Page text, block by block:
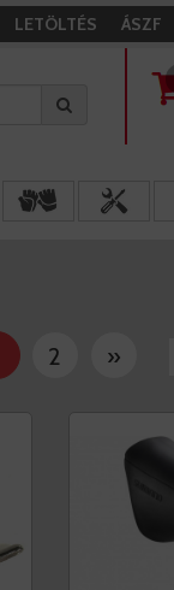
LETÖLTÉS ÁSZF
2 »